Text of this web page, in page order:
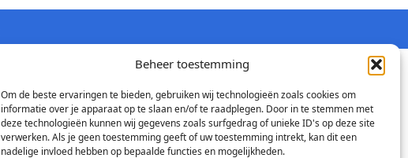
Beheer toestemming
Om de beste ervaringen te bieden, gebruiken wij technologieën zoals cookies om
informatie over je apparaat op te slaan en/of te raadplegen. Door in te stemmen met
deze technologieën kunnen wij gegevens zoals surfgedrag of unieke ID's op deze site
verwerken. Als je geen toestemming geeft of uw toestemming intrekt, kan dit een
nadelige invloed hebben op bepaalde functies en mogelijkheden.